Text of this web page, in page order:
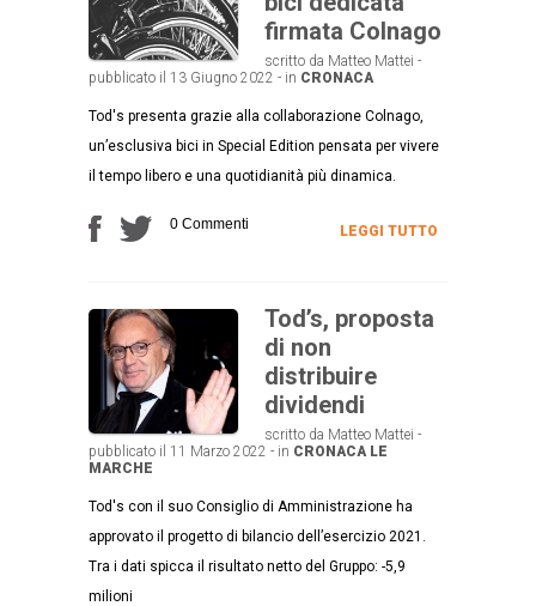
firmata Colnago
scritto da Matteo Mattei -
pubblicato il 13 Giugno 2022 - in CRONACA
Tod's presenta grazie alla collaborazione Colnago,
un’esclusiva bici in Special Edition pensata per vivere
il tempo libero e una quotidianità più dinamica.
0 Commenti LEGGI TUTTO
Tod’s, proposta
di non
distribuire
dividendi
scritto da Matteo Mattei -
pubblicato il 11 Marzo 2022 - in CRONACA LE
MARCHE
Tod's con il suo Consiglio di Amministrazione ha
approvato il progetto di bilancio dell’esercizio 2021.
Tra i dati spicca il risultato netto del Gruppo: -5,9
milioni